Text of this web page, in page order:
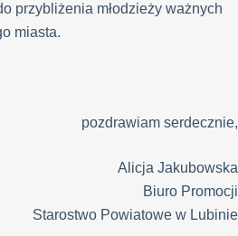
przybliżenia młodzieży ważnych
miasta.
pozdrawiam serdecznie,
Alicja Jakubowska
Biuro Promocji
Starostwo Powiatowe w Lubinie